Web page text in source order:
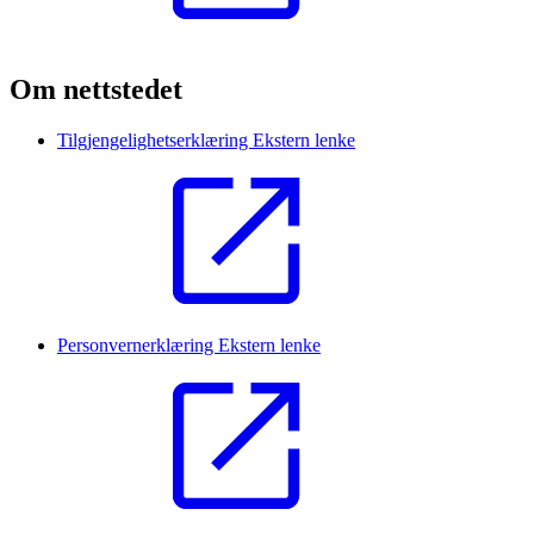
Om nettstedet
Tilgjengelighetserklæring Ekstern lenke
Personvernerklæring Ekstern lenke